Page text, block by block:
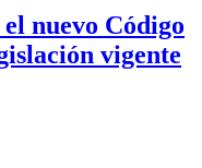
nuevo Código
vigente